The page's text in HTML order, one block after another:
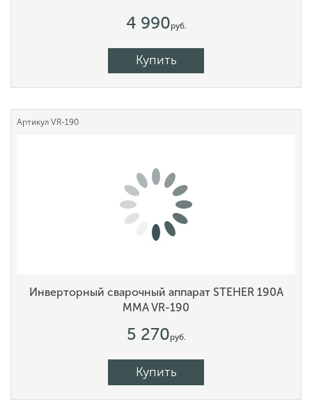
4 990руб.
Купить
Артикул VR-190
Инверторный сварочный аппарат STEHER 190А
MMA VR-190
5 270руб.
Купить